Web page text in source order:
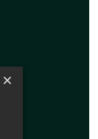
×